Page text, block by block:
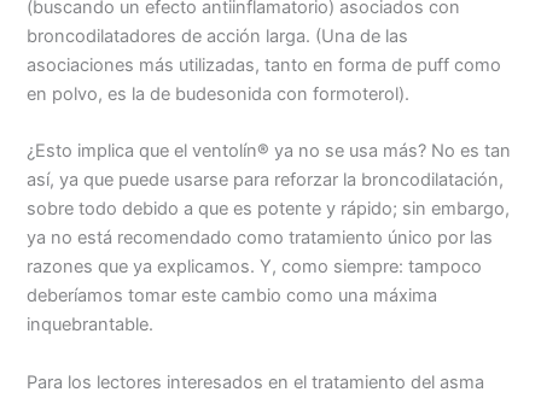
(buscando un efecto antiinflamatorio) asociados con
broncodilatadores de acción larga. (Una de las
asociaciones más utilizadas, tanto en forma de puff como
en polvo, es la de budesonida con formoterol).
¿Esto implica que el ventolín® ya no se usa más? No es tan
así, ya que puede usarse para reforzar la broncodilatación,
sobre todo debido a que es potente y rápido; sin embargo,
ya no está recomendado como tratamiento único por las
razones que ya explicamos. Y, como siempre: tampoco
deberíamos tomar este cambio como una máxima
inquebrantable.
Para los lectores interesados en el tratamiento del asma